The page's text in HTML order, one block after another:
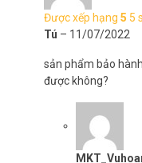
Được xếp hạng 5 5
Tú – 11/07/2022
sản phẩm bảo
được không?